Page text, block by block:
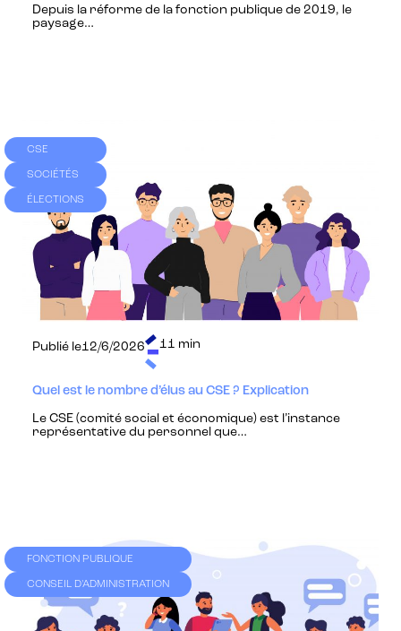
Depuis la réforme de la fonction publique de 2019, le
paysage…
CSE
SOCIÉTÉS
ÉLECTIONS
Publié le12/6/2026 11 min
Quel est le nombre d’élus au CSE ? Explication
Le CSE (comité social et économique) est l’instance
représentative du personnel que…
FONCTION PUBLIQUE
CONSEIL D'ADMINISTRATION